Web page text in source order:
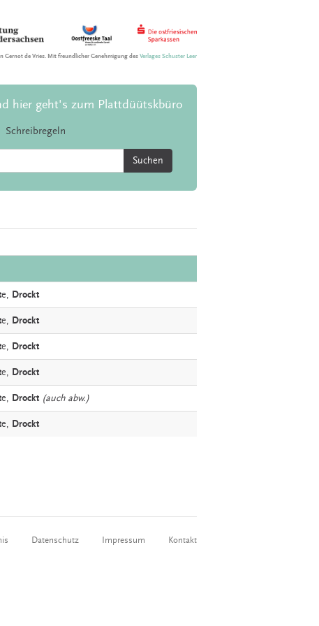
Gernot de Vries. Mit freundlicher Genehmigung desVerlages Schuster Leer
hier geht's zum Plattdüütskbüro
Schreibregeln
Suchen
e, Drockt
e, Drockt
e, Drockt
e, Drockt
e, Drockt (auch abw.)
e, Drockt
Datenschutz Impressum Kontakt